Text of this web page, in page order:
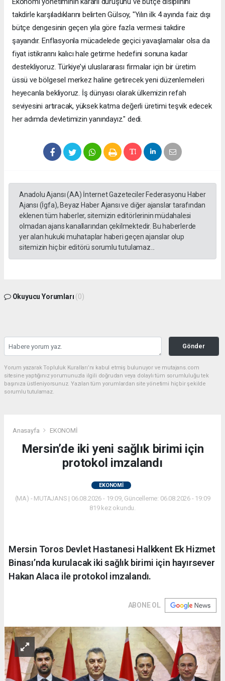
takdirle karşıladıklarını belirten Gülsoy, "Yılın ilk 4 ayında faiz dışı
bütçe dengesinin geçen yıla göre fazla vermesi takdire
şayandır. Enflasyonla mücadelede geçici yavaşlamalar olsa da
fiyat istikrarını kalıcı hale getirme hedefini sonuna kadar
destekliyoruz. Türkiye’yi uluslararası firmalar için bir üretim
üssü ve bölgesel merkez haline getirecek yeni düzenlemeleri
heyecanla bekliyoruz. İş dünyası olarak ülkemizin refah
seviyesini artıracak, yüksek katma değerli üretimi teşvik edecek
her adımda devletimizin yanındayız." dedi.
Anadolu Ajansı (AA) İnternet Gazeteciler Federasyonu Haber
Ajansı (İgfa), Beyaz Haber Ajansı ve diğer ajanslar tarafından
eklenen tüm haberler, sitemizin editörlerinin müdahalesi
olmadan ajans kanallarından çekilmektedir. Bu haberlerde
yer alan hukuki muhataplar haberi geçen ajanslar olup
sitemizin hiç bir editörü sorumlu tutulamaz...
Okuyucu Yorumları (0)
Gönder
Yorum yazarak Topluluk Kuralları’nı kabul etmiş bulunuyor ve mutajans.com
sitesine yaptığınız yorumunuzla ilgili doğrudan veya dolaylı tüm sorumluluğu tek
başınıza üstleniyorsunuz. Yazılan tüm yorumlardan site yönetimi hiçbir şekilde
sorumlu tutulamaz.
Anasayfa EKONOMİ
Mersin’de iki yeni sağlık birimi için
protokol imzalandı
EKONOMİ
(MA) - MUTAJANS | 06.08.2026 - 19:09, Güncelleme: 06.08.2026 - 19:09
819 kez okundu.
Mersin Toros Devlet Hastanesi Halkkent Ek Hizmet
Binası’nda kurulacak iki sağlık birimi için hayırsever
Hakan Alaca ile protokol imzalandı.
ABONE OL